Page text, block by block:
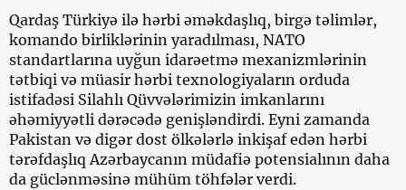
Qardaş Türkiyə ilə hərbi əməkdaşlıq, birgə təlimlər,
komando birliklərinin yaradılması, NATO
standartlarına uyğun idarəetmə mexanizmlərinin
tətbiqi və müasir hərbi texnologiyaların orduda
istifadəsi Silahlı Qüvvələrimizin imkanlarını
əhəmiyyətli dərəcədə genişləndirdi. Eyni zamanda
Pakistan və digər dost ölkələrlə inkişaf edən hərbi
tərəfdaşlıq Azərbaycanın müdafiə potensialının daha
da güclənməsinə mühüm töhfələr verdi.